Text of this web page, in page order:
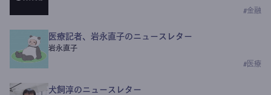
#金融
医療記者、岩永直子のニュースレター
岩永直子
# 医療
犬飼淳のニュースレター